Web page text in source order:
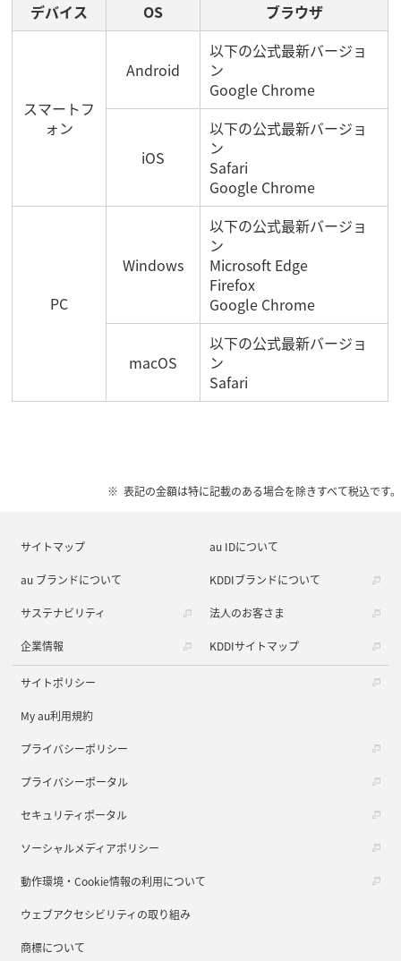
デバイス OS ブラウザ
スマートフ
ォン
Android
以下の公式最新バージョ
ン
Google Chrome
iOS
以下の公式最新バージョ
ン
Safari
Google Chrome
PC
Windows
以下の公式最新バージョ
ン
Microsoft Edge
Firefox
Google Chrome
macOS
以下の公式最新バージョ
ン
Safari
表記の金額は特に記載のある場合を除きすべて税込です。
サイトマップ au IDについて
au ブランドについて KDDIブランドについて
サステナビリティ 法人のお客さま
企業情報 KDDIサイトマップ
サイトポリシー
My au利用規約
プライバシーポリシー
プライバシーポータル
セキュリティポータル
ソーシャルメディアポリシー
動作環境・Cookie情報の利用について
ウェブアクセシビリティの取り組み
商標について